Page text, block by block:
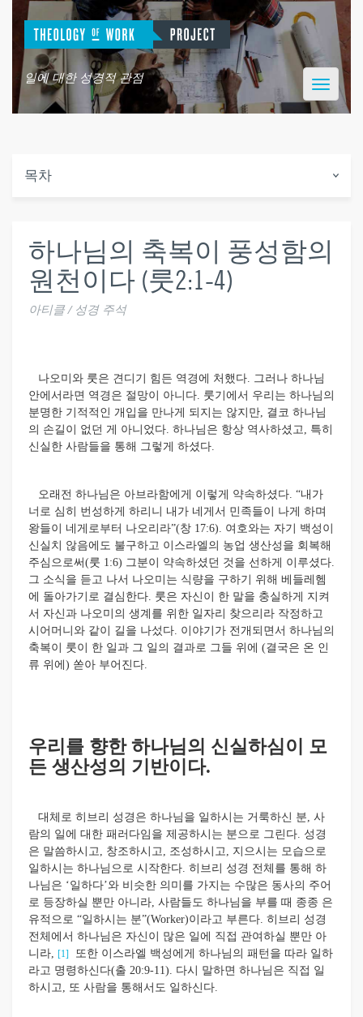
일에 대한 성경적 관점
Toggle
목차
하나님의 축복이 풍성함의
원천이다 (룻2:1-4)
아티클 / 성경 주석
나오미와 룻은 견디기 힘든 역경에 처했다. 그러나 하나님
안에서라면 역경은 절망이 아니다. 룻기에서 우리는 하나님의
분명한 기적적인 개입을 만나게 되지는 않지만, 결코 하나님
의 손길이 없던 게 아니었다. 하나님은 항상 역사하셨고, 특히
신실한 사람들을 통해 그렇게 하셨다.
오래전 하나님은 아브라함에게 이렇게 약속하셨다. “내가
너로 심히 번성하게 하리니 내가 네게서 민족들이 나게 하며
왕들이 네게로부터 나오리라”(창 17:6). 여호와는 자기 백성이
신실치 않음에도 불구하고 이스라엘의 농업 생산성을 회복해
주심으로써(룻 1:6) 그분이 약속하셨던 것을 선하게 이루셨다.
그 소식을 듣고 나서 나오미는 식량을 구하기 위해 베들레헴
에 돌아가기로 결심한다. 룻은 자신이 한 말을 충실하게 지켜
서 자신과 나오미의 생계를 위한 일자리 찾으리라 작정하고
시어머니와 같이 길을 나섰다. 이야기가 전개되면서 하나님의
축복이 룻이 한 일과 그 일의 결과로 그들 위에 (결국은 온 인
류 위에) 쏟아 부어진다.
우리를 향한 하나님의 신실하심이 모
든 생산성의 기반이다.
대체로 히브리 성경은 하나님을 일하시는 거룩하신 분, 사
람의 일에 대한 패러다임을 제공하시는 분으로 그린다. 성경
은 말씀하시고, 창조하시고, 조성하시고, 지으시는 모습으로
일하시는 하나님으로 시작한다. 히브리 성경 전체를 통해 하
나님은 ‘일하다’와 비슷한 의미를 가지는 수많은 동사의 주어
로 등장하실 뿐만 아니라, 사람들도 하나님을 부를 때 종종 은
유적으로 “일하시는 분”(Worker)이라고 부른다. 히브리 성경
전체에서 하나님은 자신이 많은 일에 직접 관여하실 뿐만 아
니라, [1]
또한 이스라엘 백성에게 하나님의 패턴을 따라 일하
라고 명령하신다(출 20:9-11). 다시 말하면 하나님은 직접 일
하시고, 또 사람을 통해서도 일하신다.